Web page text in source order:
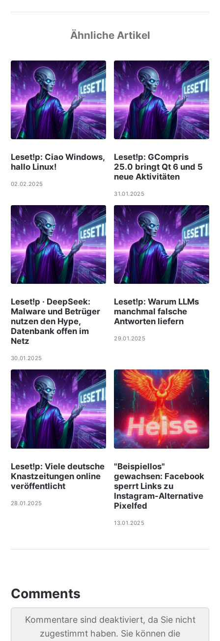
Ähnliche Artikel
Leset!p: Ciao Windows,
hallo Linux!
02.02.2025
Leset!p: GCompris
25.0 bringt Qt 6 und 5
neue Aktivitäten
31.01.2025
Leset!p · DeepSeek:
Malware und Betrüger
nutzen den Hype,
Datenbank offen im
Netz
30.01.2025
Leset!p: Warum LLMs
manchmal falsche
Antworten liefern
29.01.2025
Leset!p: Viele deut­sche
Knast­zei­tungen online
ver­öf­f­ent­licht
28.01.2025
"Beispiellos"
gewachsen: Facebook
sperrt Links zu
Instagram-Alternative
Pixelfed
13.01.2025
Comments
Kommentare sind deaktiviert, da Sie nicht
zugestimmt haben. Sie können die